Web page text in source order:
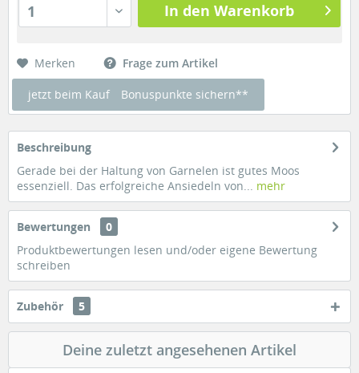
1 In den Warenkorb
Merken Frage zum Artikel
jetzt beim Kauf Bonuspunkte sichern**
Beschreibung
Gerade bei der Haltung von Garnelen ist gutes Moos
essenziell. Das erfolgreiche Ansiedeln von... mehr
Bewertungen
0
Produktbewertungen lesen und/oder eigene Bewertung
schreiben
Zubehör 5
Deine zuletzt angesehenen Artikel